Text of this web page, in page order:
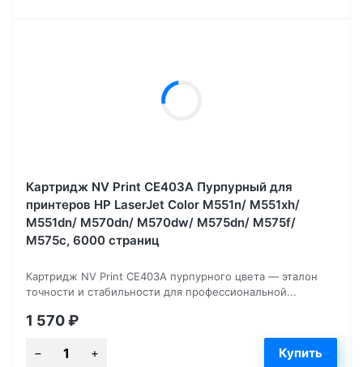
Картридж NV Print CE403A Пурпурный для
принтеров HP LaserJet Color M551n/ M551xh/
M551dn/ M570dn/ M570dw/ M575dn/ M575f/
M575c, 6000 страниц
Картридж NV Print CE403A пурпурного цвета — эталон
точности и стабильности для профессиональной...
1 570₽